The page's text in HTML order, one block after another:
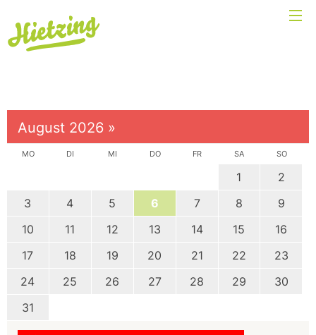
August 2026 »
MO DI MI DO FR SA SO
1
2
3
4 5 6 7 8
9
10
11 12 13 14 15
16
17
18 19 20 21 22
23
24
25 26 27 28 29
30
31